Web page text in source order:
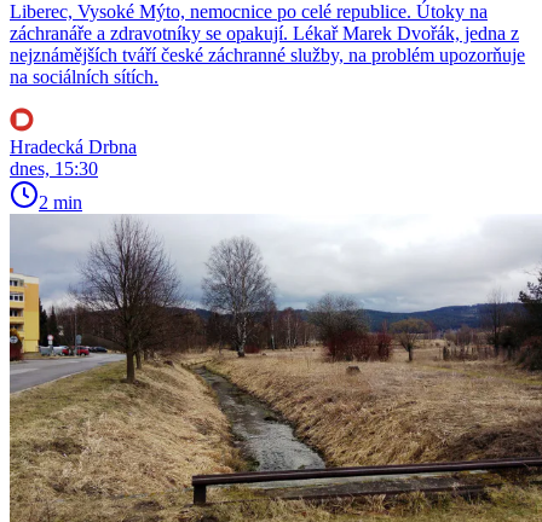
Liberec, Vysoké Mýto, nemocnice po celé republice. Útoky na
záchranáře a zdravotníky se opakují. Lékař Marek Dvořák, jedna z
nejznámějších tváří české záchranné služby, na problém upozorňuje
na sociálních sítích.
Hradecká Drbna
dnes, 15:30
2 min